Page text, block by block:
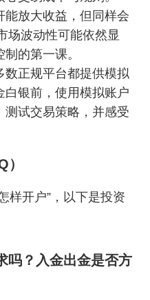
能放大收益，但同样会
场波动性可能依然显
的第一课。
数正规平台都提供模拟
白银前，使用模拟账户
测试交易策略，并感受
样开户”，以下是投资
吗？入金出金是否方